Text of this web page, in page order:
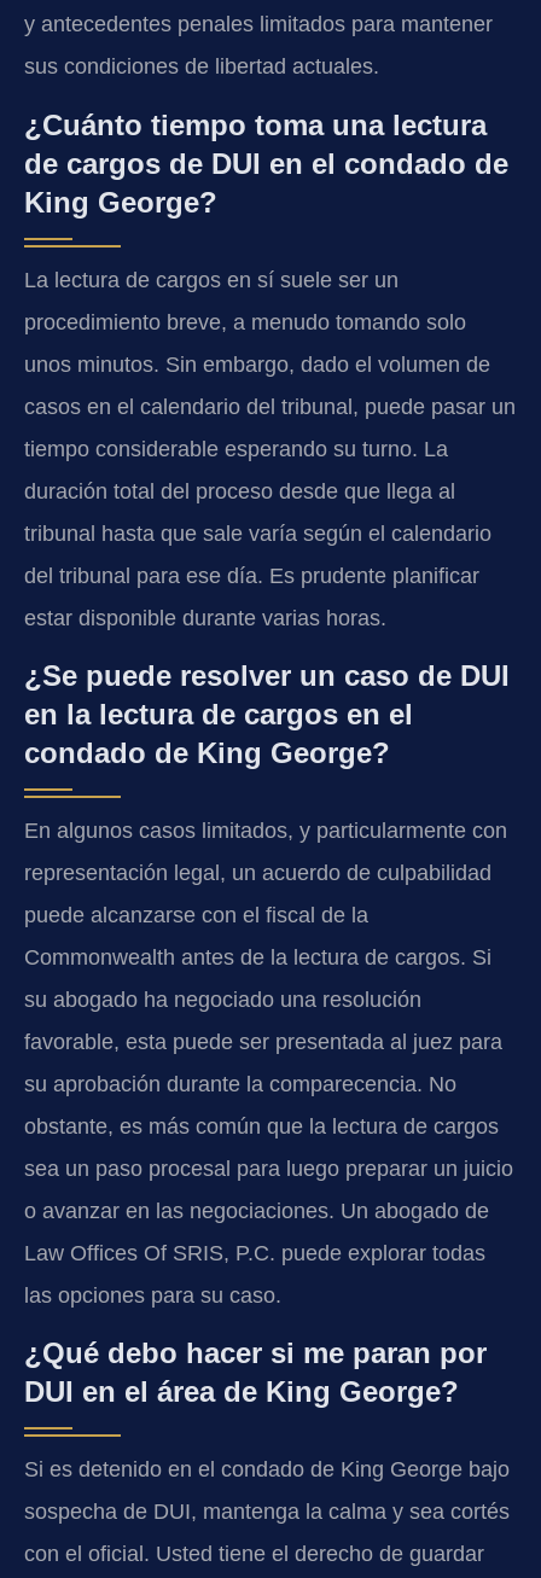
y antecedentes penales limitados para mantener
sus condiciones de libertad actuales.
¿Cuánto tiempo toma una lectura
de cargos de DUI en el condado de
King George?
La lectura de cargos en sí suele ser un
procedimiento breve, a menudo tomando solo
unos minutos. Sin embargo, dado el volumen de
casos en el calendario del tribunal, puede pasar un
tiempo considerable esperando su turno. La
duración total del proceso desde que llega al
tribunal hasta que sale varía según el calendario
del tribunal para ese día. Es prudente planificar
estar disponible durante varias horas.
¿Se puede resolver un caso de DUI
en la lectura de cargos en el
condado de King George?
En algunos casos limitados, y particularmente con
representación legal, un acuerdo de culpabilidad
puede alcanzarse con el fiscal de la
Commonwealth antes de la lectura de cargos. Si
su abogado ha negociado una resolución
favorable, esta puede ser presentada al juez para
su aprobación durante la comparecencia. No
obstante, es más común que la lectura de cargos
sea un paso procesal para luego preparar un juicio
o avanzar en las negociaciones. Un abogado de
Law Offices Of SRIS, P.C. puede explorar todas
las opciones para su caso.
¿Qué debo hacer si me paran por
DUI en el área de King George?
Si es detenido en el condado de King George bajo
sospecha de DUI, mantenga la calma y sea cortés
con el oficial. Usted tiene el derecho de guardar